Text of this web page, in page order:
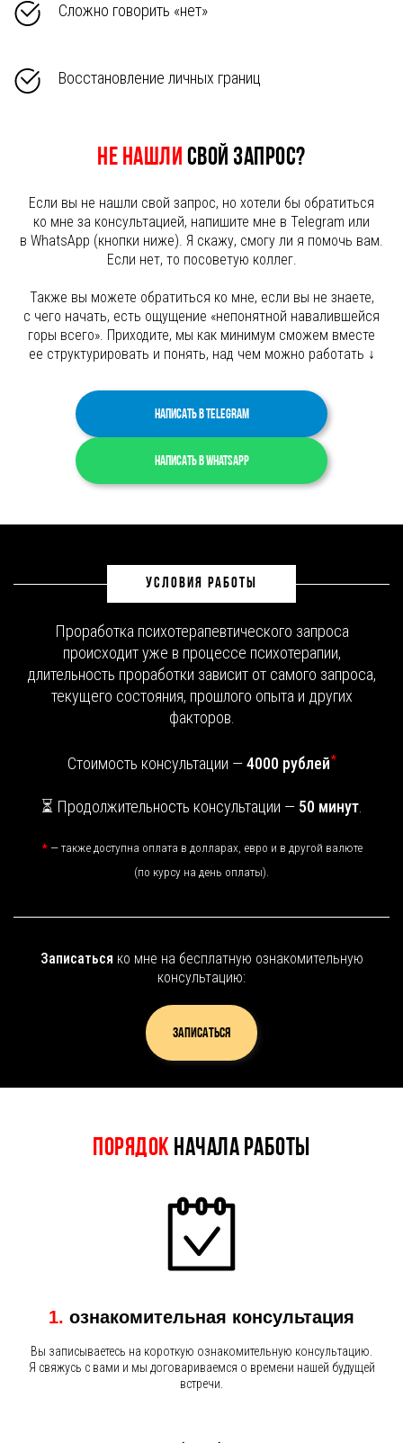
Сложно говорить «нет»
Восстановление личных границ
Не нашли свой запрос?
Если вы не нашли свой запрос, но хотели бы обратиться
ко мне за консультацией, напишите мне в Telegram или
в WhatsApp (кнопки ниже). Я скажу, смогу ли я помочь вам.
Если нет, то посоветую коллег.
Также вы можете обратиться ко мне, если вы не знаете,
с чего начать, есть ощущение «непонятной навалившейся
горы всего». Приходите, мы как минимум сможем вместе
ее структурировать и понять, над чем можно работать ↓
Написать в Telegram
Написать в WhatsApp
УСЛОВИЯ РАБОТЫ
Проработка психотерапевтического запроса
происходит уже в процессе психотерапии,
длительность проработки зависит от самого запроса,
текущего состояния, прошлого опыта и других
факторов.
Стоимость консультации —4000 рублей*
⏳ Продолжительность консультации — 50 минут.
*— также доступна оплата в долларах, евро и в другой валюте
(по курсу на день оплаты).
Записаться ко мне на бесплатную ознакомительную
консультацию:
Записаться
Порядок начала работы
1. ознакомительная консультация
Вы записываетесь на короткую ознакомительную консультацию.
Я свяжусь с вами и мы договариваемся о времени нашей будущей
встречи.